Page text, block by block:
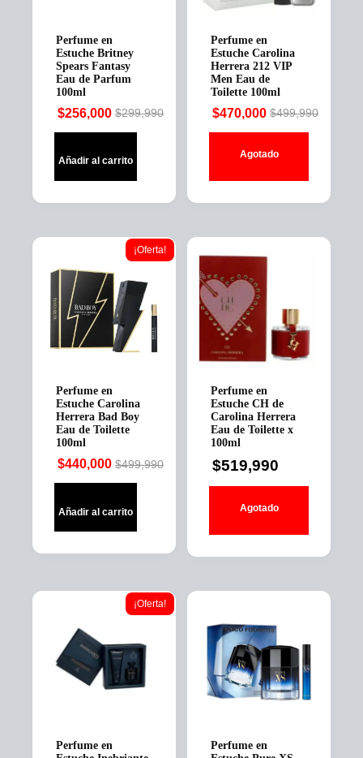
Perfume en
Estuche Britney
Spears Fantasy
Eau de Parfum
100ml
$299,990
Original
was:
$256,000
Current
is:
Añadir al carrito
Perfume en
Estuche Carolina
Herrera 212 VIP
Men Eau de
Toilette 100ml
$499,990
Original
$470,000
Current
Agotado
¡Oferta!
Perfume en
Estuche Carolina
Herrera Bad Boy
Eau de Toilette
100ml
$499,990
Original
was:
$440,000
Current
is:
Añadir al carrito
Perfume en
Estuche CH de
Carolina Herrera
Eau de Toilette x
100ml
$519,990
Agotado
¡Oferta!
Perfume en
Perfume en